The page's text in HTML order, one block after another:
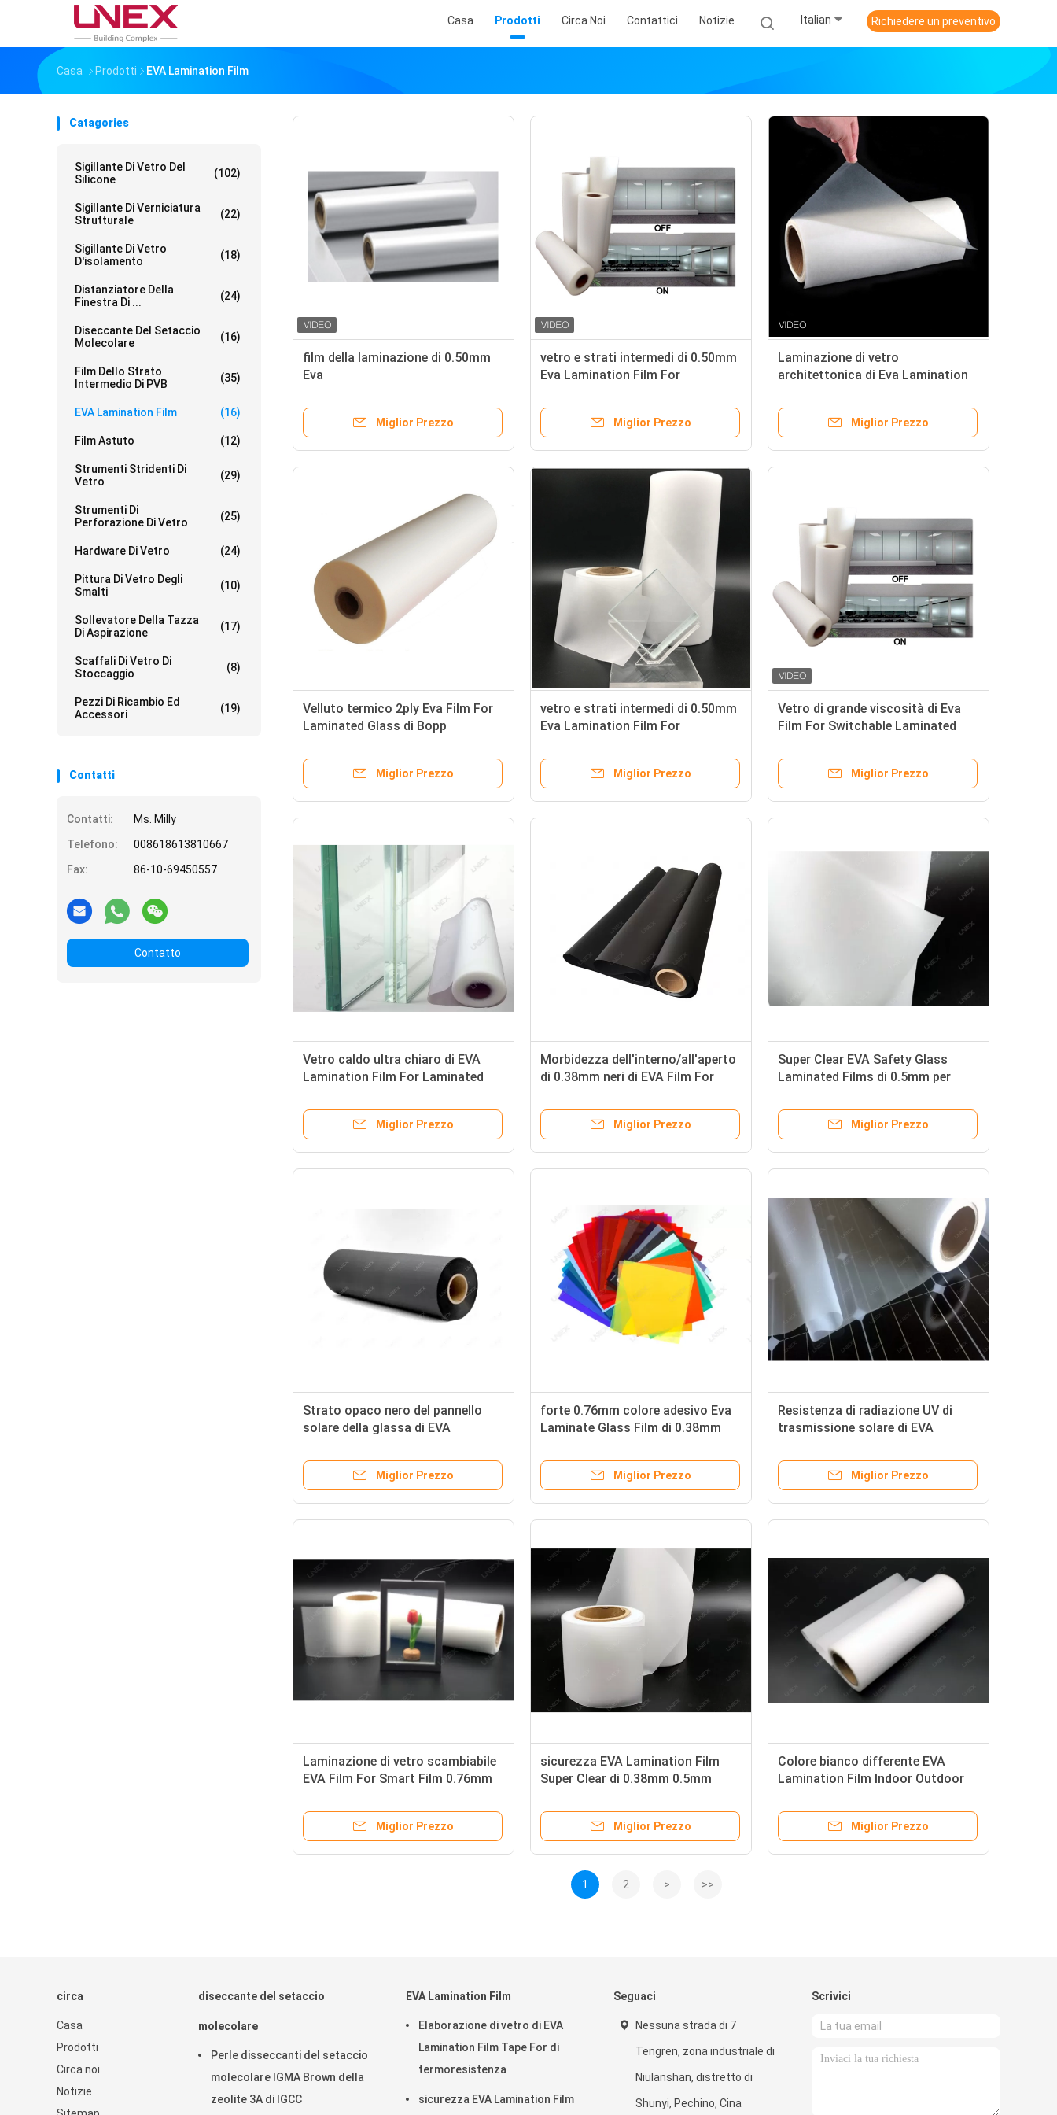
Casa Prodotti Circa Noi Contattici Notizie Italian Richiedere un preventivo
Casa Prodotti EVA Lamination Film
Catagories
Sigillante Di Vetro Del
Silicone
(102)
Sigillante Di Verniciatura
Strutturale
(22)
Sigillante Di Vetro
D'isolamento
(18)
Distanziatore Della
Finestra Di ...
(24)
Diseccante Del Setaccio
Molecolare
(16)
Film Dello Strato
Intermedio Di PVB
(35)
EVA Lamination Film (16)
Film Astuto (12)
Strumenti Stridenti Di
Vetro
(29)
Strumenti Di
Perforazione Di Vetro
(25)
Hardware Di Vetro (24)
Pittura Di Vetro Degli
Smalti
(10)
Sollevatore Della Tazza
Di Aspirazione
(17)
Scaffali Di Vetro Di
Stoccaggio
(8)
Pezzi Di Ricambio Ed
Accessori
(19)
Contatti
Contatti:
Ms. Milly
Telefono:
008618613810667
Fax:
86-10-69450557
Contatto
film della laminazione di 0.50mm
Eva
Miglior Prezzo
vetro e strati intermedi di 0.50mm
Eva Lamination Film For
Miglior Prezzo
Laminazione di vetro
architettonica di Eva Lamination
Miglior Prezzo
Velluto termico 2ply Eva Film For
Laminated Glass di Bopp
Miglior Prezzo
vetro e strati intermedi di 0.50mm
Eva Lamination Film For
Miglior Prezzo
Vetro di grande viscosità di Eva
Film For Switchable Laminated
Miglior Prezzo
Vetro caldo ultra chiaro di EVA
Lamination Film For Laminated
Miglior Prezzo
Morbidezza dell'interno/all'aperto
di 0.38mm neri di EVA Film For
Miglior Prezzo
Super Clear EVA Safety Glass
Laminated Films di 0.5mm per
Miglior Prezzo
Strato opaco nero del pannello
solare della glassa di EVA
Miglior Prezzo
forte 0.76mm colore adesivo Eva
Laminate Glass Film di 0.38mm
Miglior Prezzo
Resistenza di radiazione UV di
trasmissione solare di EVA
0.76mm
Miglior Prezzo
Laminazione di vetro scambiabile
EVA Film For Smart Film 0.76mm
Miglior Prezzo
sicurezza EVA Lamination Film
Super Clear di 0.38mm 0.5mm
Miglior Prezzo
Colore bianco differente EVA
Lamination Film Indoor Outdoor
Miglior Prezzo
1 2 > >>
circa
Casa
Prodotti
Circa noi
Notizie
diseccante del setaccio
molecolare
Perle disseccanti del setaccio
molecolare IGMA Brown della
zeolite 3A di IGCC
EVA Lamination Film
Elaborazione di vetro di EVA
Lamination Film Tape For di
termoresistenza
sicurezza EVA Lamination Film
Seguaci
Nessuna strada di 7
Tengren, zona industriale di
Niulanshan, distretto di
Shunyi, Pechino, Cina
Scrivici